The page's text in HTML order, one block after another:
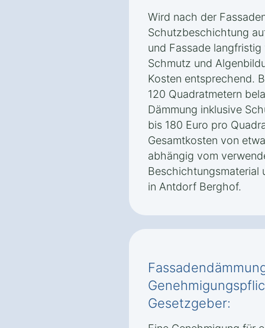
Wird nach der
Schutzbeschichtung
und Fassade
Schmutz und
Kosten entsprechend.
120 Quadratmetern
Dämmung inklusive
bis 180 Euro pro
Gesamtkosten von
abhängig vom
Beschichtungsmaterial
in Antdorf Berghof.
Gesetzgeber: